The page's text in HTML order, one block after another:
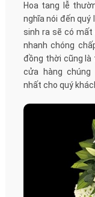
Hoa tang lễ
nghĩa nói đến
sinh ra sẽ có mất
nhanh chóng
đồng thời cũng
cửa hàng
nhất cho quý